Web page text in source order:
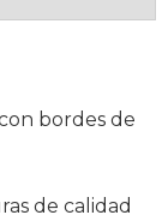
bordes de
de calidad